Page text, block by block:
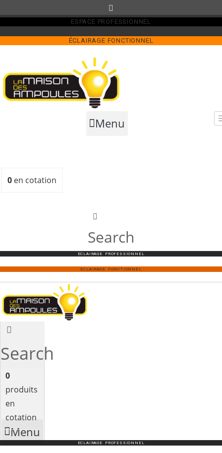
to
ESPACE PROFESSIONNEL
ÉCLAIRAGE FONCTIONNEL
Menu
0 en cotation
Search
ECLAIRAGE PROFESSIONNEL
ECLAIRAGE FONCTIONNEL
Search
0
produits
en
cotation
Menu
ECLAIRAGE PROFESSIONNEL